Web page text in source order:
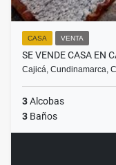
CASA VENTA
SE VENDE CASA EN
Cajicá, Cundinamarca,
3Alcobas
3 Baños